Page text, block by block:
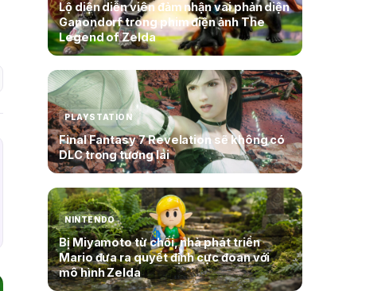
Lộ diện diễn viên đảm nhận vai phản diện
Ganondorf trong phim điện ảnh The
Legend of Zelda
PLAYSTATION
Final Fantasy 7 Revelation sẽ không có
DLC trong tương lai
NINTENDO
Bị Miyamoto từ chối, nhà phát triển
Mario đưa ra quyết định cực đoan với
mô hình Zelda